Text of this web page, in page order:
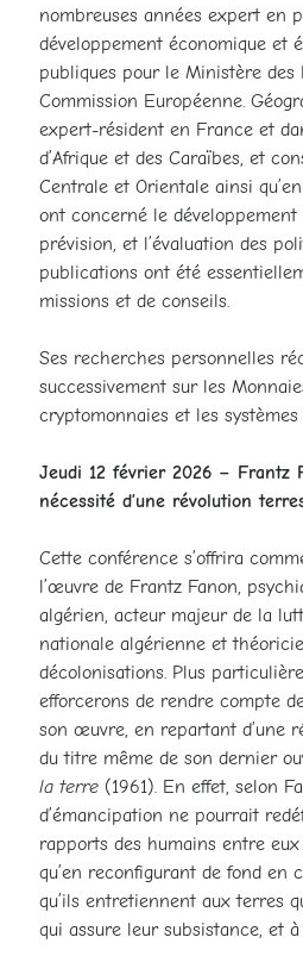
nombreuses années expert en
développement économique et
publiques pour le Ministère des
Commission Européenne.
expert-résident en France et
d’Afrique et des Caraïbes, et
Centrale et Orientale ainsi
ont concerné le développement
prévision, et l’évaluation des
publications ont été
missions et de conseils.
Ses recherches personnelles
successivement sur les
cryptomonnaies et les systèmes
Jeudi 12 février 2026 – Frantz
nécessité d’une révolution
Cette conférence s’offrira
l’œuvre de Frantz Fanon,
algérien, acteur majeur de la
nationale algérienne et
décolonisations. Plus
efforcerons de rendre compte
son œuvre, en repartant d’une
du titre même de son dernier
la terre (1961). En effet, selon
d’émancipation ne pourrait
rapports des humains entre
qu’en reconfigurant de fond en
qu’ils entretiennent aux terres
qui assure leur subsistance, et